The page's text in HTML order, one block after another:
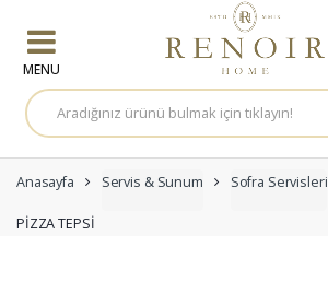
A
r
a
a
:
Anasayfa Servis & Sunum Sofra Servisleri
PİZZA TEPSİ